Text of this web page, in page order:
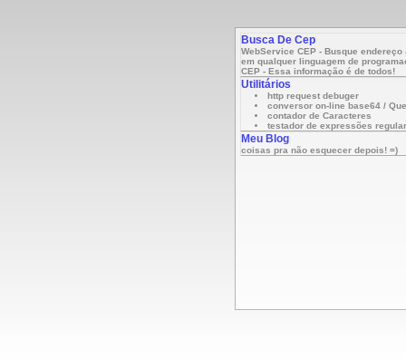
Busca De Cep
WebService CEP - Busque
em qualquer linguagem de
CEP - Essa informação é de todos!
Utilitários
http request debuger
conversor on-line base64 /
contador de Caracteres
testador de expressões
Meu Blog
coisas pra não esquecer depois! =)